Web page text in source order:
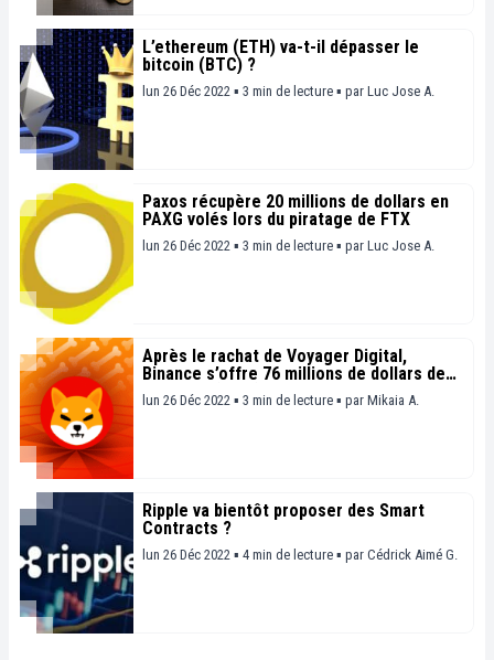
L’ethereum (ETH) va-t-il dépasser le
bitcoin (BTC) ?
lun 26 Déc 2022 ▪ 3 min de lecture ▪ par Luc Jose A.
Paxos récupère 20 millions de dollars en
PAXG volés lors du piratage de FTX
lun 26 Déc 2022 ▪ 3 min de lecture ▪ par Luc Jose A.
Après le rachat de Voyager Digital,
Binance s’offre 76 millions de dollars de
Shiba Inu (SHIB)
lun 26 Déc 2022 ▪ 3 min de lecture ▪ par Mikaia A.
Ripple va bientôt proposer des Smart
Contracts ?
lun 26 Déc 2022 ▪ 4 min de lecture ▪ par Cédrick Aimé G.